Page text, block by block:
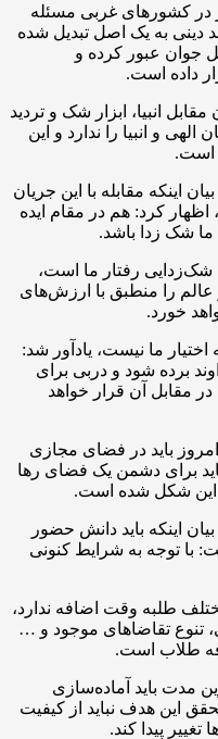
در کشورهای غربی مسئله
دینی به یک اصل تبدیل شده
جوان عبور کرده و
داده است.
انبیا، ابزار شک و تردید
و انبیا را ندارد و این
است.
اینکه مقابله با این جریان
اظهار کرد: هم در مقام ایده
ما شک زدا باشد.
شک‌زدایی رفتار ما است،
عالم را منطبق با ارزش‌های
خورد.
اختیار ما نیست، یادآور شد:
برده شود و دربی برای
مقابل آن قرار خواهد
باید در فضای مجازی
برای دشمن یک فضای رها
این شکل شده است.
اینکه باید دانش حضور
با توجه به شرایط کنونی
طلبه وقت اضافه ندارد،
تقاضاهای موجود و …
طلاب است.
مدت باید آماده‌سازی
این هدف نباید از کیفیت
پیدا کند.